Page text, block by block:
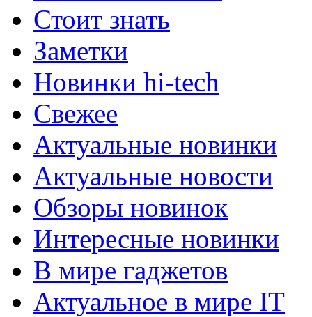
Стоит знать
Заметки
Новинки hi-tech
Свежее
Актуальные новинки
Актуальные новости
Обзоры новинок
Интересные новинки
В мире гаджетов
Актуальное в мире IT